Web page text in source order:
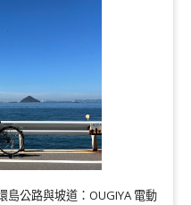
公路與坡道：OUGIYA 電動